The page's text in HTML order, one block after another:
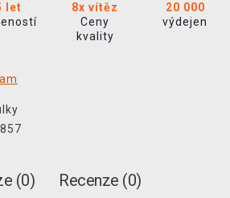
let
8x vítěz
Ceny
kvality
20 000
výdejen
(0) Recenze (0)